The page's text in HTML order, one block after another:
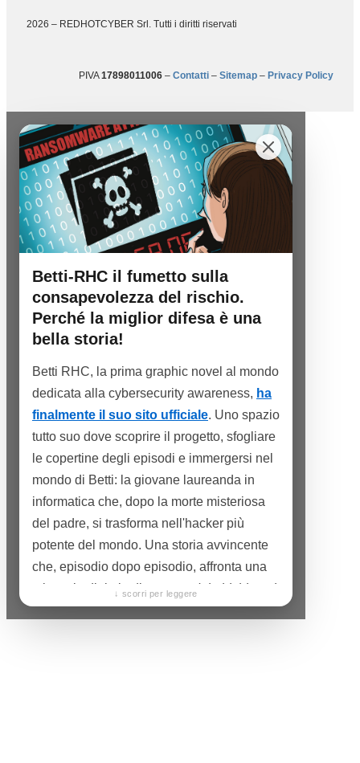
2026 – REDHOTCYBER Srl. Tutti i diritti riservati
PIVA17898011006 – Contatti – Sitemap – Privacy Policy
Betti-RHC il fumetto sulla
consapevolezza del rischio.
Perché la miglior difesa è una
bella storia!
Betti RHC, la prima graphic novel al mondo
dedicata alla cybersecurity awareness, ha
finalmente il suo sito ufficiale. Uno spazio
tutto suo dove scoprire il progetto, sfogliare
le copertine degli episodi e immergersi nel
mondo di Betti: la giovane laureanda in
informatica che, dopo la morte misteriosa
del padre, si trasforma nell'hacker più
potente del mondo. Una storia avvincente
che, episodio dopo episodio, affronta una
minaccia digitale diversa —
dal phishing al
ransomware, fino al cyberbullismo— e
↓ scorri per leggere